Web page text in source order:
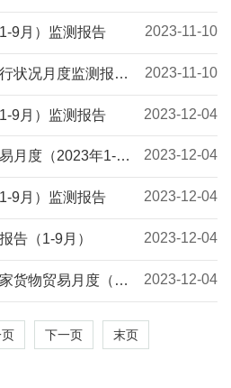
9月）监测报告 2023-11-10
状况月度监测报告
2023-11-10
9月）监测报告 2023-12-04
月度（2023年1-9
2023-12-04
9月）监测报告 2023-12-04
告（1-9月） 2023-12-04
货物贸易月度（1-9
2023-12-04
页 下一页 末页